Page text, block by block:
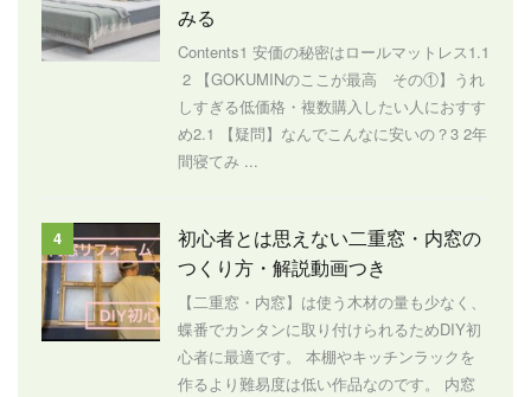
みる
Contents1 安価の秘密はロールマットレス1.1
2 【GOKUMINのここが最高 その①】うれ
しすぎる低価格・複数購入したい人におすす
め2.1 【疑問】なんでこんなに安いの？3 2年
間寝てみ ...
4
初心者とは思えない二重窓・内窓の
つくり方・解説動画つき
【二重窓・内窓】は使う木材の量も少なく、
蝶番でカンタンに取り付けられるためDIY初
心者に最適です。 本棚やキッチンラックを
作るより難易度は低い作品なのです。 内窓